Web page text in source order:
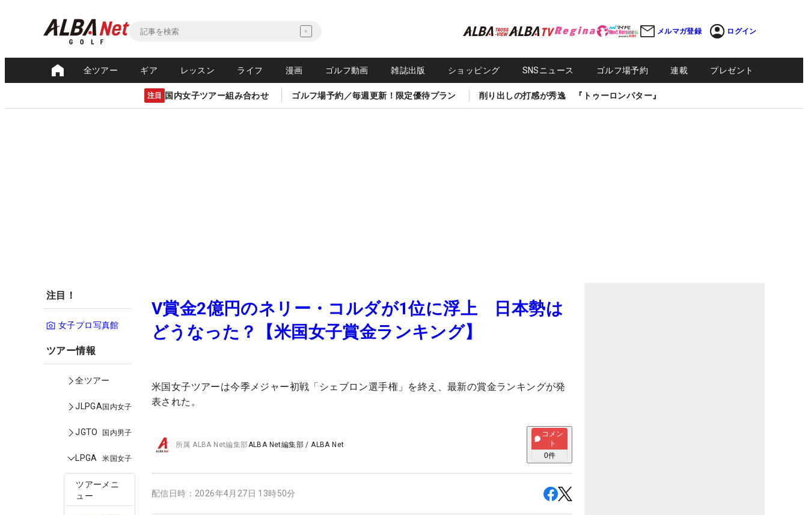
メルマガ登録 ログイン
全ツアー ギア レッスン ライフ 漫画 ゴルフ動画 雑誌出版 ショッピング SNSニュース ゴルフ場予約 連載 プレゼント
注目 国内女子ツアー組み合わせ ゴルフ場予約／毎週更新！限定優待プラン 削り出しの打感が秀逸 『トゥーロンパター』
注目！
女子プロ写真館
ツアー情報
全ツアー
JLPGA国内女子
JGTO 国内男子
LPGA 米国女子
ツアーメニ
ュー
V賞金2億円のネリー・コルダが1位に浮上 日本勢は
どうなった？【米国女子賞金ランキング】
米国女子ツアーは今季メジャー初戦「シェブロン選手権」を終え、最新の賞金ランキングが発
表された。
所属ALBA Net編集部ALBA Net編集部 /ALBA Net
コメン
ト
0件
配信日時： 2026年4月27日 13時50分